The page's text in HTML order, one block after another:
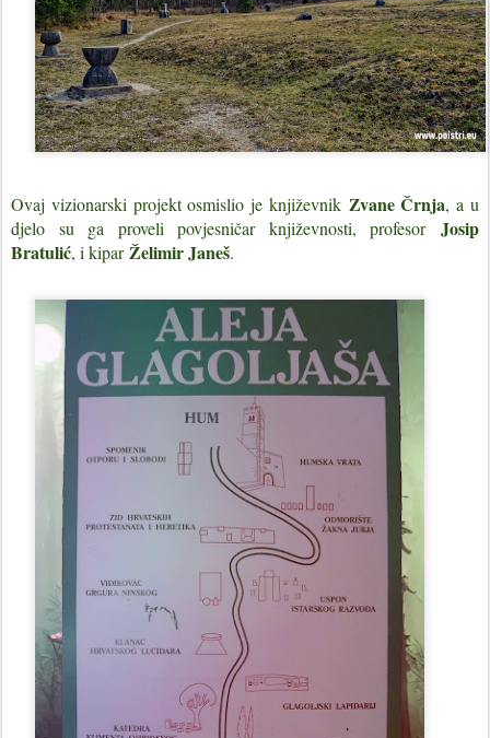
Ovaj vizionarski projekt osmislio je književnik Zvane Črnja, a u
djelo su ga proveli povjesničar književnosti, profesor Josip
Bratulić, i kiparŽelimir Janeš.